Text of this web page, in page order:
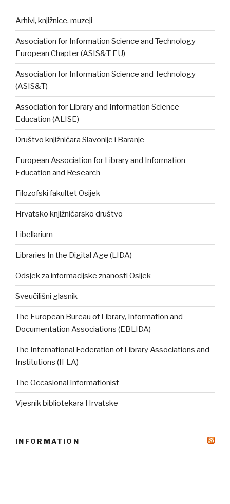
Arhivi, knjižnice, muzeji
Association for Information Science and Technology –
European Chapter (ASIS&T EU)
Association for Information Science and Technology
(ASIS&T)
Association for Library and Information Science
Education (ALISE)
Društvo knjižničara Slavonije i Baranje
European Association for Library and Information
Education and Research
Filozofski fakultet Osijek
Hrvatsko knjižničarsko društvo
Libellarium
Libraries In the Digital Age (LIDA)
Odsjek za informacijske znanosti Osijek
Sveučilišni glasnik
The European Bureau of Library, Information and
Documentation Associations (EBLIDA)
The International Federation of Library Associations and
Institutions (IFLA)
The Occasional Informationist
Vjesnik bibliotekara Hrvatske
INFORMATION